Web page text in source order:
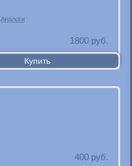
Аналоги
1800 руб.
400 руб.